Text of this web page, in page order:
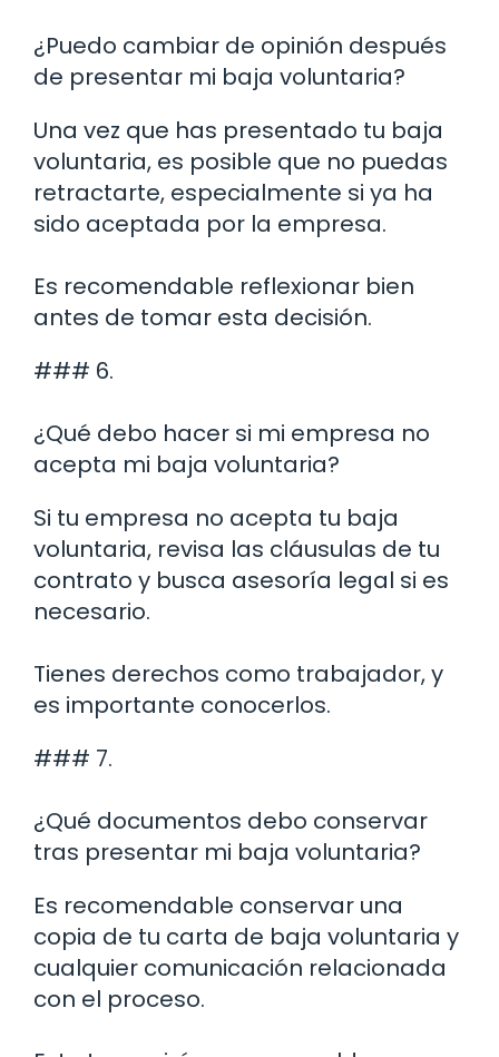
¿Puedo cambiar de opinión después
de presentar mi baja voluntaria?
Una vez que has presentado tu baja
voluntaria, es posible que no puedas
retractarte, especialmente si ya ha
sido aceptada por la empresa.
Es recomendable reflexionar bien
antes de tomar esta decisión.
### 6.
¿Qué debo hacer si mi empresa no
acepta mi baja voluntaria?
Si tu empresa no acepta tu baja
voluntaria, revisa las cláusulas de tu
contrato y busca asesoría legal si es
necesario.
Tienes derechos como trabajador, y
es importante conocerlos.
### 7.
¿Qué documentos debo conservar
tras presentar mi baja voluntaria?
Es recomendable conservar una
copia de tu carta de baja voluntaria y
cualquier comunicación relacionada
con el proceso.